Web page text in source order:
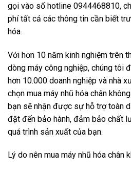
gọi vào số hotline 0944468810,
phí tất cả các thông tin cần biết
hóa.
Với hơn 10 năm kinh nghiệm trên
dòng máy công nghiệp, chúng tôi
hơn 10.000 doanh nghiệp và nhà
chọn mua máy nhũ hóa chân
bạn sẽ nhận được sự hỗ trợ toàn
đặt đến bảo hành, đảm bảo chất
quá trình sản xuất của bạn.
Lý do nên mua máy nhũ hóa chân